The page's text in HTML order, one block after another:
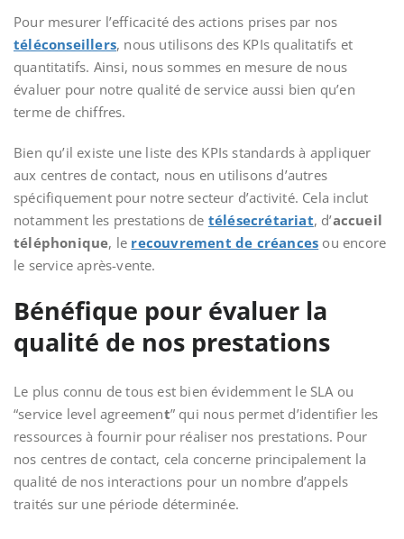
Pour mesurer l’efficacité des actions prises par nos
téléconseillers, nous utilisons des KPIs qualitatifs et
quantitatifs. Ainsi, nous sommes en mesure de nous
évaluer pour notre qualité de service aussi bien qu’en
terme de chiffres.
Bien qu’il existe une liste des KPIs standards à appliquer
aux centres de contact, nous en utilisons d’autres
spécifiquement pour notre secteur d’activité. Cela inclut
notamment les prestations de télésecrétariat, d’accueil
téléphonique, le recouvrement de créances ou encore
le service après-vente.
Bénéfique pour évaluer la
qualité de nos prestations
Le plus connu de tous est bien évidemment le SLA ou
“service level agreement” qui nous permet d’identifier les
ressources à fournir pour réaliser nos prestations. Pour
nos centres de contact, cela concerne principalement la
qualité de nos interactions pour un nombre d’appels
traités sur une période déterminée.